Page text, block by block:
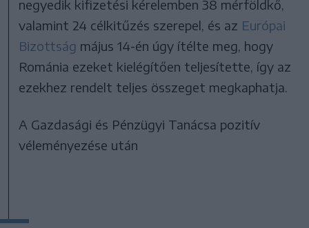
negyedik kifizetési kérelemben 38 mérföldkő,
valamint 24 célkitűzés szerepel, és az Európai
Bizottság május 14-én úgy ítélte meg, hogy
Románia ezeket kielégítően teljesítette, így az
ezekhez rendelt teljes összeget megkaphatja.
A Gazdasági és Pénzügyi Tanácsa pozitív
véleményezése után